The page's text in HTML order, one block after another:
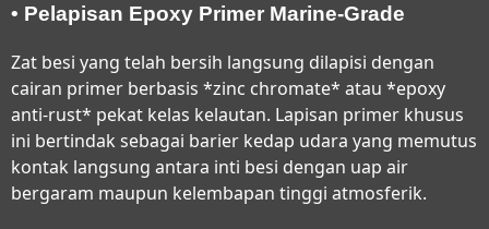
• Pelapisan Epoxy Primer Marine-Grade
Zat besi yang telah bersih langsung dilapisi dengan
cairan primer berbasis *zinc chromate* atau *epoxy
anti-rust* pekat kelas kelautan. Lapisan primer khusus
ini bertindak sebagai barier kedap udara yang memutus
kontak langsung antara inti besi dengan uap air
bergaram maupun kelembapan tinggi atmosferik.